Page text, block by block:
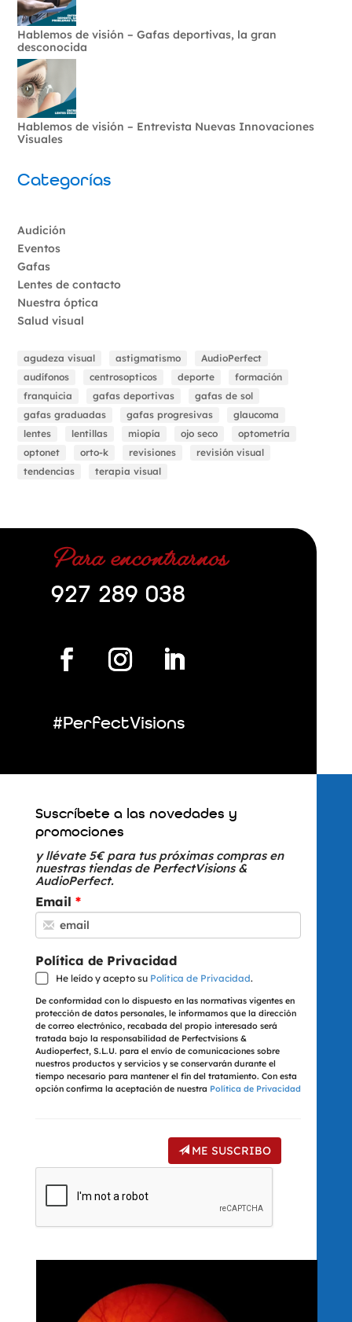
Hablemos de visión – Gafas deportivas, la gran
desconocida
Hablemos de visión – Entrevista Nuevas Innovaciones
Visuales
Categorías
Audición
Eventos
Gafas
Lentes de contacto
Nuestra óptica
Salud visual
agudeza visual astigmatismo
AudioPerfect
audífonos
centrosopticos deporte
formación
franquicia
gafas deportivas
gafas de sol
gafas graduadas
gafas progresivas
glaucoma
lentes
lentillas miopía ojo seco
optometría
optonet
orto-k revisiones
revisión visual
tendencias
terapia visual
Para encontrarnos
927 289 038
#PerfectVisions
Suscríbete a las novedades y
promociones
y llévate 5€ para tus próximas compras en
nuestras tiendas de PerfectVisions &
AudioPerfect.
Email
Política de Privacidad
He leído y acepto su Política de Privacidad.
De conformidad con lo dispuesto en las normativas vigentes en
protección de datos personales, le informamos que la dirección
de correo electrónico, recabada del propio interesado será
tratada bajo la responsabilidad de Perfectvisions &
Audioperfect, S.L.U. para el envío de comunicaciones sobre
nuestros productos y servicios y se conservarán durante el
tiempo necesario para mantener el fin del tratamiento. Con esta
opción confirma la aceptación de nuestra Política de Privacidad
ME SUSCRIBO